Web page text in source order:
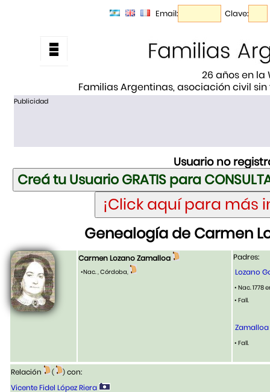
Email: Clave:
26 años en la
Familias Argentinas, asociación civil
Publicidad
Usuario no
Genealogía de Carmen
Carmen Lozano Zamalloa
•Nac. , Córdoba,
Padres:
Lozano
• Nac. 1778
• Fall.
Zamalloa
• Fall.
Relación ( ) con:
Vicente Fidel López Riera